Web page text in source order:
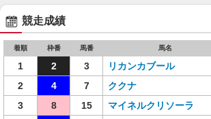
競走成績
着順 枠番 馬番 馬名
1 2 3 リカンカブール
2
4 7 ククナ
3
8 15 マイネルクリソーラ